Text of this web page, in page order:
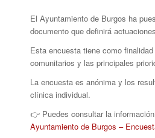
El Ayuntamiento de Burgos ha
documento que definirá
Esta encuesta tiene como
comunitarios y las principales
La encuesta es anónima y los
clínica individual.
👉 Puedes consultar la
Ayuntamiento de Burgos –